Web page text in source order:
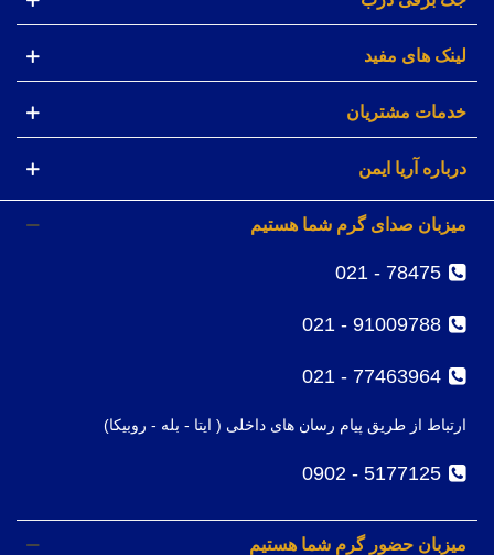
لینک های مفید
خدمات مشتریان
درباره آریا ایمن
میزبان صدای گرم شما هستیم
78475 - 021
91009788 - 021
77463964 - 021
ارتباط از طریق پیام رسان های داخلی ( ایتا - بله - روبیکا)
5177125 - 0902
میزبان حضور گرم شما هستیم